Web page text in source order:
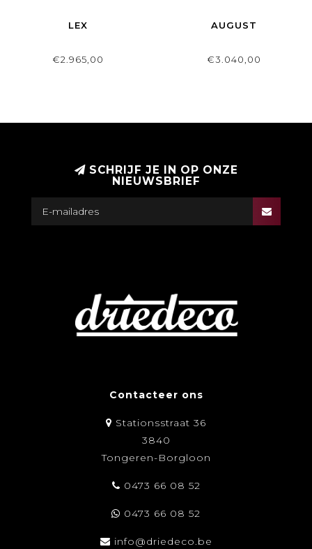
LEX
€2.965,00
AUGUST
€3.040,00
SCHRIJF JE IN OP ONZE
NIEUWSBRIEF
Contacteer ons
Stationsstraat 36
3840
Tongeren-Borgloon
0473 66 08 52
0473 66 08 52
info@driedeco.be